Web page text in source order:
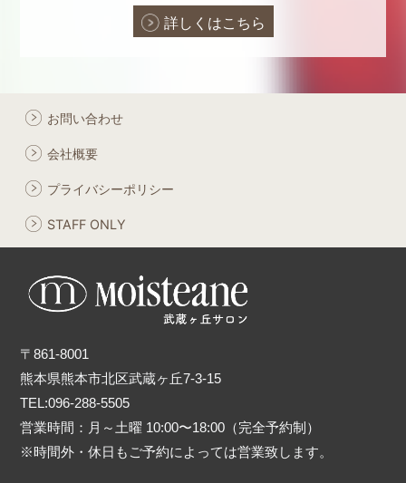
詳しくはこちら
お問い合わせ
会社概要
プライバシーポリシー
STAFF ONLY
〒861-8001
熊本県熊本市北区武蔵ヶ丘7-3-15
TEL:096-288-5505
営業時間：月～土曜 10:00〜18:00（完全予約制）
※時間外・休日もご予約によっては営業致します。